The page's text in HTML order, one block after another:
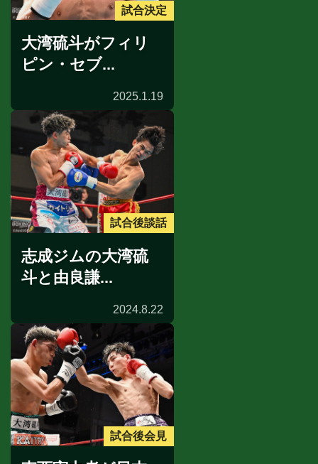
試合決定
大湾硫斗がフィリ
ピン・セブ...
2025.1.19
試合後談話
志成ジムの大湾硫
斗と由良謙...
2024.8.22
試合後会見